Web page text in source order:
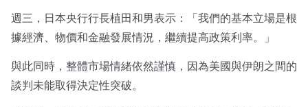
週三，日本央行行長植田和男表示：「我們的基本立場是根
據經濟、物價和金融發展情況，繼續提高政策利率。」
與此同時，整體市場情緒依然謹慎，因為美國與伊朗之間的
談判未能取得決定性突破。